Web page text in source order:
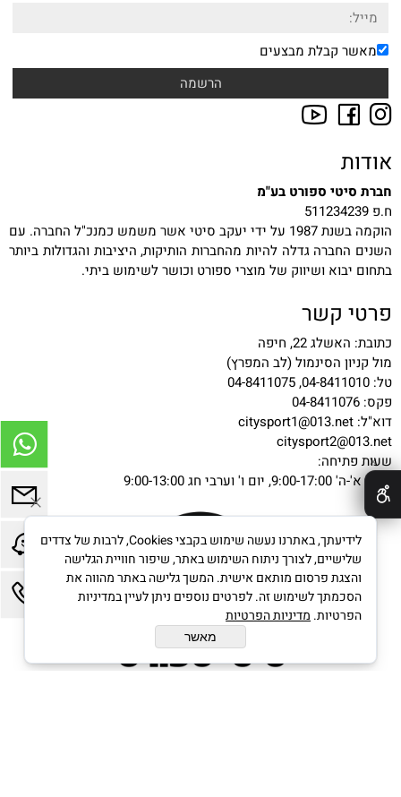
מאשר קבלת מבצעים
אודות
חברת סיטי ספורט בע"מ
ח.פ 511234239
הוקמה בשנת 1987 על ידי יעקב סיטי אשר משמש כמנכ"ל החברה. עם
השנים החברה גדלה להיות מהחברות הותיקות, היציבות והגדולות ביותר
בתחום יבוא ושיווק של מוצרי ספורט וכושר לשימוש ביתי.
פרטי קשר
כתובת: האשלג 22, חיפה
מול קניון הסינמול (לב המפרץ)
טל: 04-8411010, 04-8411075
פקס: 04-8411076
דוא"ל: citysport1@013.net
citysport2@013.net
שעות פתיחה:
ימים א'-ה' 9:00-17:00, יום ו' וערבי חג 9:00-13:00
✕
לידיעתך, באתרנו נעשה שימוש בקבצי Cookies, לרבות של צדדים
שלישיים, לצורך ניתוח השימוש באתר, שיפור חוויית הגלישה
והצגת פרסום מותאם אישית. המשך גלישה באתר מהווה את
הסכמתך לשימוש זה. לפרטים נוספים ניתן לעיין במדיניות
הפרטיות. מדיניות הפרטיות
מאשר